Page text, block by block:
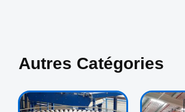
Autres Catégories